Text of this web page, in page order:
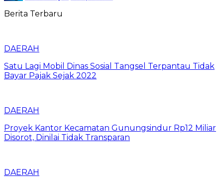
Berita Terbaru
DAERAH
Satu Lagi Mobil Dinas Sosial Tangsel Terpantau Tidak
Bayar Pajak Sejak 2022
DAERAH
Proyek Kantor Kecamatan Gunungsindur Rp12 Miliar
Disorot, Dinilai Tidak Transparan
DAERAH